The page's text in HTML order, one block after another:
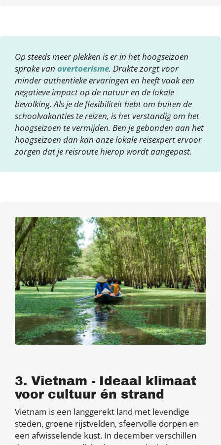
Op steeds meer plekken is er in het hoogseizoen
sprake van overtoerisme. Drukte zorgt voor
minder authentieke ervaringen en heeft vaak een
negatieve impact op de natuur en de lokale
bevolking. Als je de flexibiliteit hebt om buiten de
schoolvakanties te reizen, is het verstandig om het
hoogseizoen te vermijden. Ben je gebonden aan het
hoogseizoen dan kan onze lokale reisexpert ervoor
zorgen dat je reisroute hierop wordt aangepast.
3. Vietnam - Ideaal klimaat
voor cultuur én strand
Vietnam is een langgerekt land met levendige
steden, groene rijstvelden, sfeervolle dorpen en
een afwisselende kust. In december verschillen